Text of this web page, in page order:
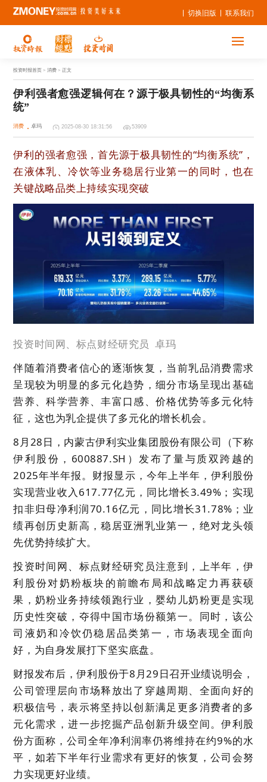
联系我们
切换旧版
投资时报首页 > 消费 > 正文
伊利强者愈强逻辑何在？源于极具韧性的“均衡系
统”
消费 卓玛 2025-08-30 18:31:56 53909
伊利的强者愈强，首先源于极具韧性的“均衡系统”，
在液体乳、冷饮等业务稳居行业第一的同时，也在
关键战略品类上持续实现突破
投资时间网、标点财经研究员 卓玛
伴随着消费者信心的逐渐恢复，当前乳品消费需求
呈现较为明显的多元化趋势，细分市场呈现出基础
营养、科学营养、丰富口感、价格优势等多元化特
征，这也为乳企提供了多元化的增长机会。
8月28日，内蒙古伊利实业集团股份有限公司（下称
伊利股份，600887.SH）发布了量与质双跨越的
2025年半年报。财报显示，今年上半年，伊利股份
实现营业收入617.77亿元，同比增长3.49%；实现
扣非归母净利润70.16亿元， 同比增长31.78% ；业
绩再创历史新高，稳居亚洲乳业第一，绝对龙头领
先优势持续扩大。
投资时间网、标点财经研究员注意到，上半年，伊
利股份对奶粉板块的前瞻布局和战略定力再获硕
果，奶粉业务持续领跑行业，婴幼儿奶粉更是实现
历史性突破，夺得中国市场份额第一。同时，该公
司液奶和冷饮仍稳居品类第一，市场表现全面向
好，为自身发展打下坚实底盘。
财报发布后，伊利股份于8月29日召开业绩说明会，
公司管理层向市场释放出了穿越周期、全面向好的
积极信号，表示将坚持以创新满足更多消费者的多
元化需求，进一步挖掘产品创新升级空间。伊利股
份方面称，公司全年净利润率仍将维持在约9%的水
平，如若下半年行业需求有更好的恢复，公司会努
力实现更好业绩。